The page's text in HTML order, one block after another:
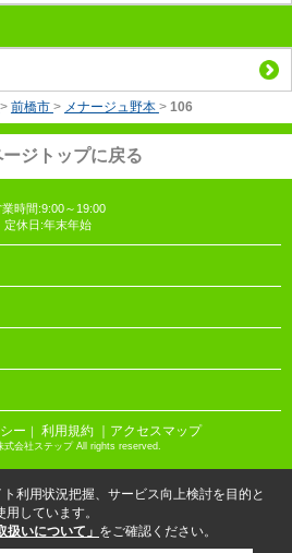
> 前橋市 > メナージュ野本 > 106
ージトップに戻る
業時間:9:00～19:00
定休日:年末年始
ー ｜ 利用規約 ｜アクセスマップ
会社ステップ All rights reserved.
利用状況把握、サービス向上検討を目的と
しています。
扱いについて」 をご確認ください。